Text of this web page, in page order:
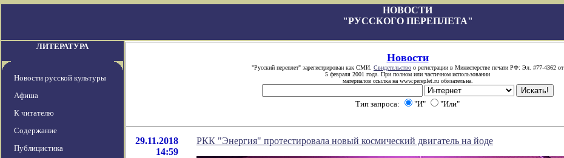
НОВОСТИ
"РУССКОГО ПЕРЕПЛЕТА"
ЛИТЕРАТУРА
Новости русской культуры
Афиша
К читателю
Содержание
Публицистика
Новости
"Русский переплет" зарегистрирован как СМИ. Свидетельство о регистрации в Министерстве печати РФ: Эл. #77-4362 от
5 февраля 2001 года. При полном или частичном использовании
материалов ссылка на www.pereplet.ru обязательна.
Тип запроса: "И" "Или"
29.11.2018
14:59
РКК "Энергия" протестировала новый космический двигатель на йоде